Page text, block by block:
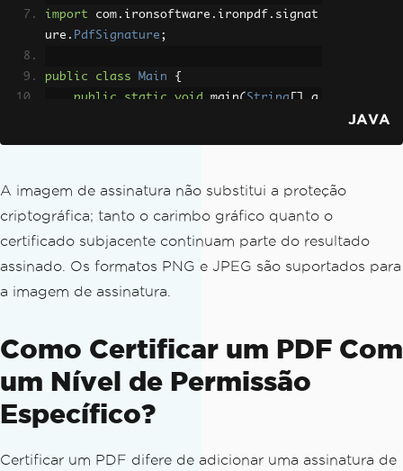
import com . ironsoftware . ironpdf . signat
ure . PdfSignature ;
public class Main
{
public
static void main( String []
a
// Load the PDF document to si
gn
PdfDocument pdf = PdfDocument.
fromFile
Path .
a PFX certificate
new
dfSignature
("certificate.pfx",
"passwo
rd123");
JAVA
A imagem de assinatura não substitui a proteção
criptográfica; tanto o carimbo gráfico quanto o
certificado subjacente continuam parte do resultado
assinado. Os formatos PNG e JPEG são suportados para
a imagem de assinatura.
Como Certificar um PDF Com
um Nível de Permissão
Específico?
Certificar um PDF difere de adicionar uma assinatura de